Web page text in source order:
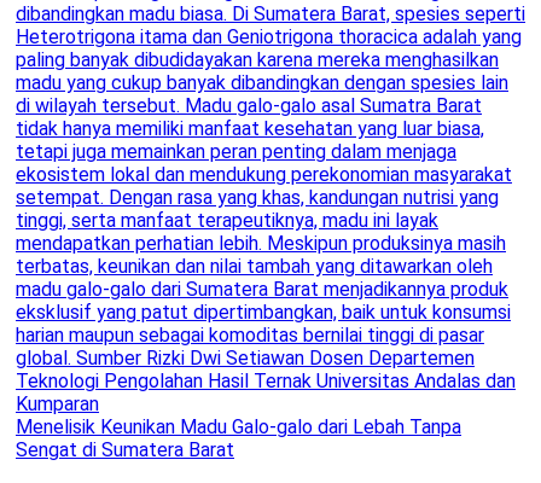
Menelisik Keunikan Madu Galo-galo dari Lebah Tanpa
Sengat di Sumatera Barat